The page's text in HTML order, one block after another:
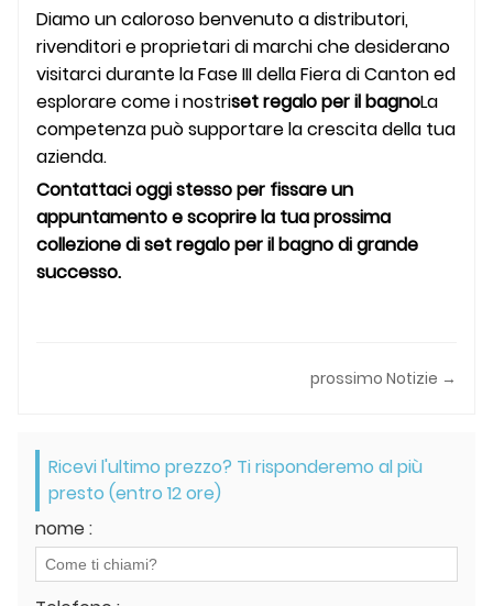
Diamo un caloroso benvenuto a distributori,
rivenditori e proprietari di marchi che desiderano
visitarci durante la Fase III della Fiera di Canton ed
esplorare come i nostriset regalo per il bagnoLa
competenza può supportare la crescita della tua
azienda.
Contattaci oggi stesso per fissare un
appuntamento e scoprire la tua prossima
collezione di set regalo per il bagno di grande
successo.
prossimo Notizie →
Ricevi l'ultimo prezzo? Ti risponderemo al più
presto (entro 12 ore)
nome :